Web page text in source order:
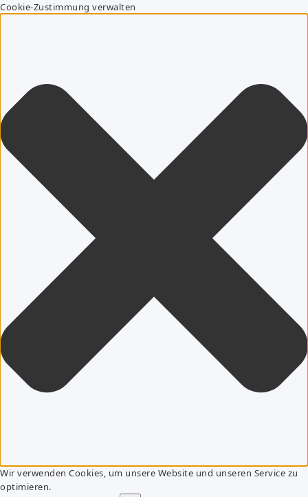
Cookie-Zustimmung verwalten
Wir verwenden Cookies, um unsere Website und unseren Service zu
optimieren.